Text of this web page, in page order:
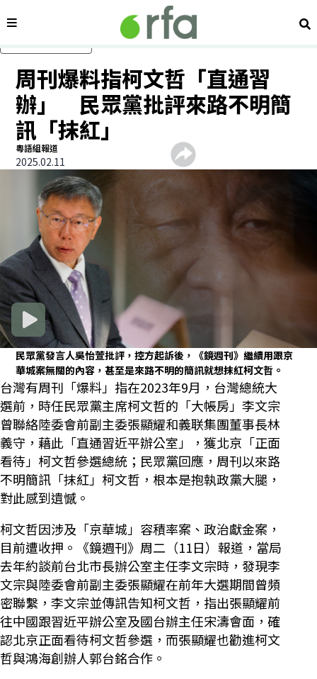
內容分類 搜
周刊爆料指柯文哲「直通習
辦」 民眾黨批評來路不明簡
訊「抹紅」
粵語組報道
2025.02.11
民眾黨發言人吳怡萱批評，控方起訴後，《鏡週刊》繼續用跟京
華城案無關的內容，甚至是來路不明的簡訊就想抹紅柯文哲。
台灣有周刊「爆料」指在2023年9月，台灣總統大
選前，時任民眾黨主席柯文哲的「大帳房」李文宗
曾聯絡陸委會前副主委張顯耀和義联集團董事長林
義守，藉此「直通習近平辦公室」，獲北京「正面
看待」柯文哲參選總統；民眾黨回應，周刊以來路
不明簡訊「抹紅」柯文哲，根本是抱執政黨大腿，
對此感到遺憾。
柯文哲因涉及「京華城」容積率案、政治獻金案，
目前遭收押。《鏡週刊》周二（11日）報道，當局
去年約談前台北市長辦公室主任李文宗時，發現李
文宗與陸委會前副主委張顯耀在前年大選期間曾頻
密聯繫，李文宗並傳訊告知柯文哲，指出張顯耀前
往中國跟習近平辦公室及國台辦主任宋濤會面，確
認北京正面看待柯文哲參選，而張顯耀也勸進柯文
哲與鴻海創辦人郭台銘合作。